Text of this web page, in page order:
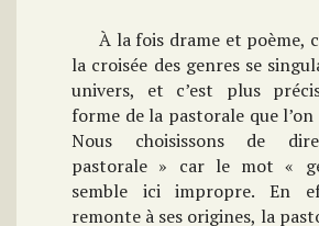
À la fois drame et poème,
la croisée des genres se
univers, et c’est plus
forme de la pastorale que
Nous choisissons de
pastorale » car le mot «
semble ici impropre. En
remonte à ses origines, la